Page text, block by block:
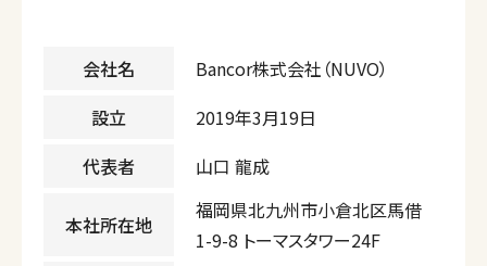
会社名
Bancor株式会社（NUVO）
設立
2019年3月19日
代表者
山口 龍成
本社所在地
福岡県北九州市小倉北区馬借
1-9-8 トーマスタワー24F